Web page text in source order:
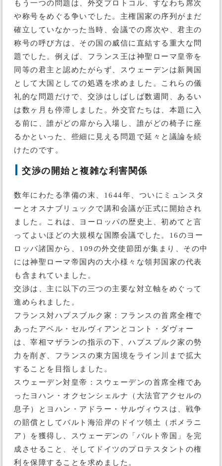
もう一つの問題は、外交プロトコル、すなわち席次
や称号をめぐる争いでした。主権国家の序列がまだ
確立していなかった当時、会議での席次や、君主の
称号の呼び方は、その国の威信に直結する重大な問
題でした。例えば、フランス王は神聖ローマ皇帝を
同等の君主と認めたがらず、スウェーデンは新興国
として大国としての処遇を求めました。これらの儀
礼的な問題だけで、交渉はしばしば数週間、あるい
は数ヶ月も停滞しました。外交官たちは、本題に入
る前に、誰がどの扉から入場し、誰がどの椅子に座
るかといった、些細に見える問題で延々と議論を続
けたのです。
交渉の開始と複雑な利害関係
数年にわたる準備の末、1644年、ついにミュンスタ
ーとオスナブリュックで講和会議が正式に開始され
ました。これは、ヨーロッパの歴史上、初めてと言
ってよいほどの大規模な国際会議でした。16のヨー
ロッパ諸国から、109の外交使節団が集まり、その中
には神聖ローマ帝国内の大小様々な領邦国家の代表
も含まれていました。
交渉は、主に以下の三つの主要な対立軸をめぐって
進められました。
フランス対ハプスブルク家：フランスの首席全権で
あったアベル・セルヴィアンとコント・ダヴォー
は、宰相マザランの指示の下、ハプスブルク家の勢
力を削ぎ、フランスの東方国境をライン川まで拡大
することを目指しました。
スウェーデン対皇帝：スウェーデンの首席全権であ
ったヨハン・オクセンシェルナ（大法官アクセルの
息子）とヨハン・アドラー・サルヴィウスは、戦争
の賠償としてバルト海沿岸のドイツ領土（ポメラニ
ア）を獲得し、スウェーデンの「バルト帝国」を完
成させること、そしてドイツのプロテスタントの権
利を保障することを求めました。